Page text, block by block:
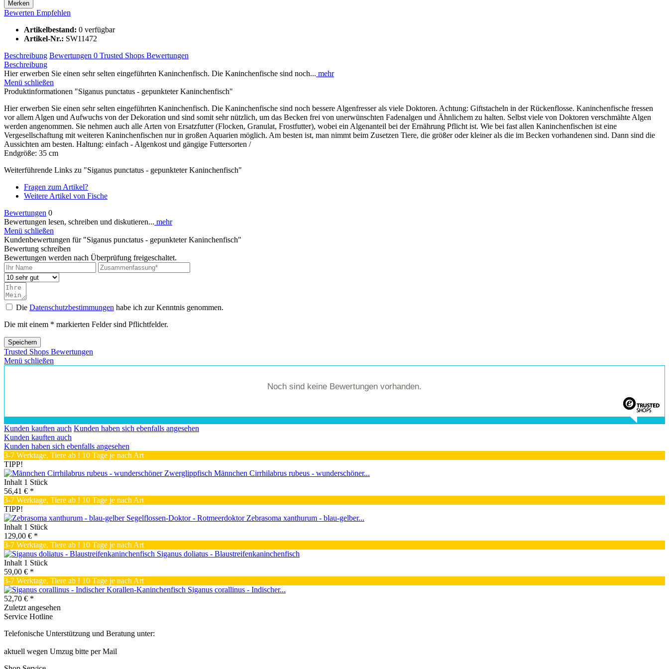
Merken
Bewerten Empfehlen
Artikelbestand: 0 verfügbar
Artikel-Nr.: SW11472
Beschreibung Bewertungen 0 Trusted Shops Bewertungen
Beschreibung
Hier erwerben Sie einen sehr selten eingeführten Kaninchenfisch. Die Kaninchenfische sind noch... mehr
Menü schließen
Produktinformationen "Siganus punctatus - gepunkteter Kaninchenfisch"
Hier erwerben Sie einen sehr selten eingeführten Kaninchenfisch. Die Kaninchenfische sind noch bessere Algenfresser als viele Doktoren. Achtung: Giftstacheln in der Rückenflosse. Kaninchenfische fressen
vor allem Algen und Aufwuchs von der Dekoration und sind somit sehr nützlich, um das Becken frei von unerwünschten Fadenalgen und Ähnlichem zu halten. Selbst viele von Doktoren verschmähte Algen
werden angenommen. Sie nehmen auch alle Arten von Ersatzfutter (Flocken, Granulat, Frostfutter), wobei ein Algenanteil bei der Ernährung Pflicht ist. Wie bei fast allen Kaninchenfischen ist eine
Vergesellschaftung mit weiteren Kaninchenfischen nur in großen Aquarien möglich. Am besten ist, man nimmt beim Zusetzen Tiere, die größer oder kleiner als die im Becken vorhandenen sind. Dann sind die
Aussichten am besten. Haltung: einfach - Algenkost und gängige Futtersorten /
Endgröße: 35 cm
Weiterführende Links zu "Siganus punctatus - gepunkteter Kaninchenfisch"
Fragen zum Artikel?
Weitere Artikel von Fische
Bewertungen 0
Bewertungen lesen, schreiben und diskutieren... mehr
Menü schließen
Kundenbewertungen für "Siganus punctatus - gepunkteter Kaninchenfisch"
Bewertung schreiben
Bewertungen werden nach Überprüfung freigeschaltet.
Die Datenschutzbestimmungen habe ich zur Kenntnis genommen.
Die mit einem * markierten Felder sind Pflichtfelder.
Speichern
Trusted Shops Bewertungen
Menü schließen
Noch sind keine Bewertungen vorhanden.
Kunden kauften auch Kunden haben sich ebenfalls angesehen
Kunden kauften auch
Kunden haben sich ebenfalls angesehen
3-7 Werktage, Tiere ab ! 10 Tage je nach Art
TIPP!
Männchen Cirrhilabrus rubeus - wunderschöner...
Inhalt 1 Stück
56,41 € *
3-7 Werktage, Tiere ab ! 10 Tage je nach Art
TIPP!
Zebrasoma xanthurum - blau-gelber...
Inhalt 1 Stück
129,00 € *
3-7 Werktage, Tiere ab ! 10 Tage je nach Art
Siganus doliatus - Blaustreifenkaninchenfisch
Inhalt 1 Stück
59,00 € *
3-7 Werktage, Tiere ab ! 10 Tage je nach Art
Siganus corallinus - Indischer...
52,70 € *
Zuletzt angesehen
Service Hotline
Telefonische Unterstützung und Beratung unter:
aktuell wegen Umzug bitte per Mail